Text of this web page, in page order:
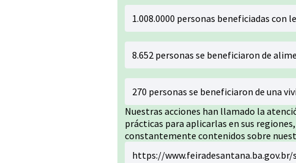
1.008.0000 personas beneficiadas con
8.652 personas se beneficiaron de
270 personas se beneficiaron de una
Nuestras acciones han llamado la
prácticas para aplicarlas en sus
constantemente contenidos sobre
https://www.feiradesantana.ba.gov.br/